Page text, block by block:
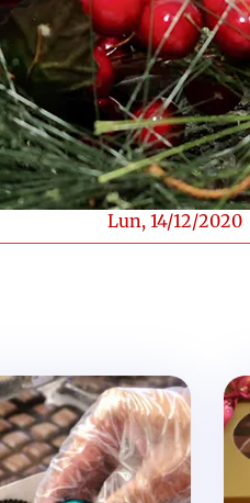
Lun, 14/12/2020